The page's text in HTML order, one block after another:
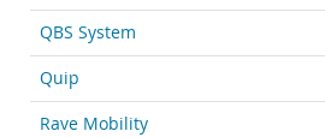
QBS System
Quip
Rave Mobility